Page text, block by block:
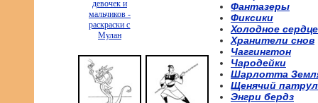
девочек и
мальчиков -
раскраски с
Мулан
Фантазеры
Фиксики
Холодное сердце
Хранители снов
Чаггингтон
Чародейки
Шарлотта
Щенячий
Энгри бердз